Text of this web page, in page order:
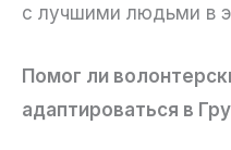
с лучшими людьми в
Помог ли
адаптироваться в